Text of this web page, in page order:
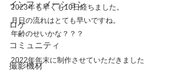
インフォメーション
ロケ
コミュニティ
撮影機材
2023年も早くも10日経ちました。
月日の流れはとても早いですね。
年齢のせいかな？？？
2022年年末に制作させていただきました